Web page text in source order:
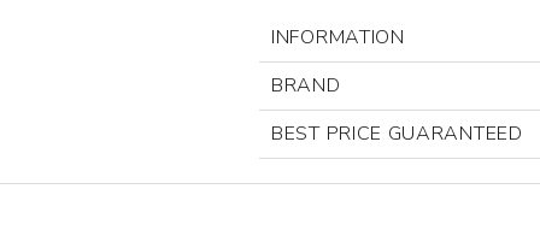
INFORMATION
BRAND
BEST PRICE GUARANTEED